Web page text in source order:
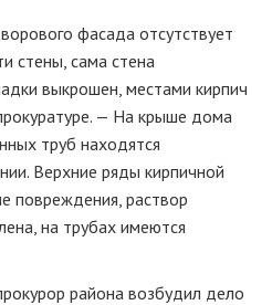
фасада отсутствует
стены, сама стена
выкрошен, местами кирпич
— На крыше дома
труб находятся
Верхние ряды кирпичной
повреждения, раствор
на трубах имеются
района возбудил дело